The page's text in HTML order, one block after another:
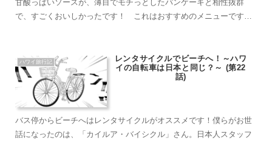
甘酸っぱいソースが、薄目でモチっとしたパンケーキと相性抜群
で、すごくおいしかったです！ これはおすすめのメニューです
ハワイ旅行記
レンタサイクルでビーチへ！～ハワ
イの自転車は日本と同じ？～ (第22
話)
バス停からビーチへはレンタサイクルがオススメです！僕らがお世
話になったのは、「カイルア・バイシクル」さん。日本人スタッフ